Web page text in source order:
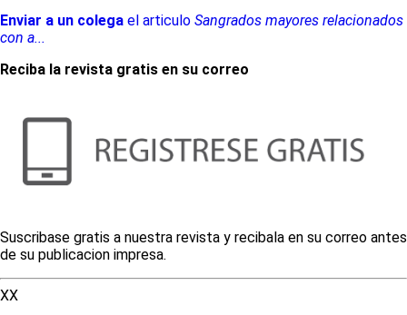
Enviar a un colega el articulo Sangrados mayores relacionados
con a...
Reciba la revista gratis en su correo
Suscribase gratis a nuestra revista y recibala en su correo antes
de su publicacion impresa.
XX